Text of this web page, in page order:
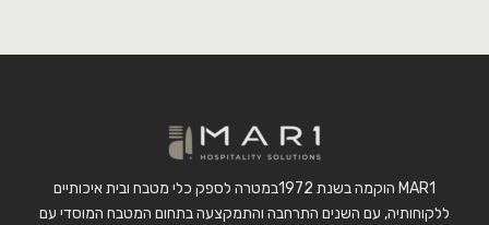
MAR1 הוקמה בשנת 1972במטרה לספק כלי מטבח ובית איכותיים
ללקוחותיה, עם השנים התרחבה והתמקצעה בתחום המטבח המוסדי עם